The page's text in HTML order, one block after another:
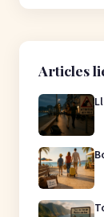
Articles